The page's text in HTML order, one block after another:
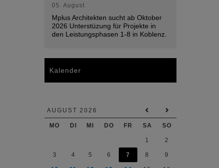
05. August
Mplus Architekten sucht ab Oktober
2026 Unterstüzung für Projekte in
den Leistungsphasen 1-8 in Koblenz.
Kalender
AUGUST 2026
MO DI MI DO FR SA SO
1 2
3 4 5 6 7 8 9